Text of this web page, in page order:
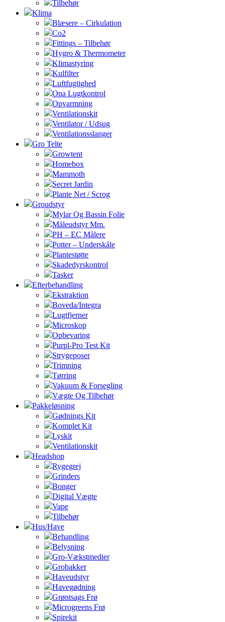
Tilbehør
Klima
Blæsere – Cirkulation
Co2
Fittings – Tilbehør
Hygro & Thermometer
Klimastyring
Kulfilter
Luftfugtighed
Ona Lugtkontrol
Opvarmning
Ventilationskit
Ventilator / Udsug
Ventilationsslanger
Gro Telte
Growtent
Homebox
Mammoth
Secret Jardin
Plante Net / Scrog
Groudstyr
Mylar Og Bassin Folie
Måleudstyr Mm.
PH – EC Målere
Potter – Underskåle
Plantestøtte
Skadedyrskontrol
Tasker
Efterbehandling
Ekstraktion
Boveda/Integra
Lugtfjerner
Microskop
Opbevaring
Purpl-Pro Test Kit
Strygeposer
Trimning
Tørring
Vakuum & Forsegling
Vægte Og Tilbehør
Pakkeløsning
Gødnings Kit
Komplet Kit
Lyskit
Ventilationskit
Headshop
Rygegrej
Grinders
Bonger
Digital Vægte
Vape
Tilbehør
Hus/Have
Behandling
Belysning
Gro-Vækstmedier
Grobakker
Haveudstyr
Havegødning
Grøntsags Frø
Microgreens Frø
Spirekit